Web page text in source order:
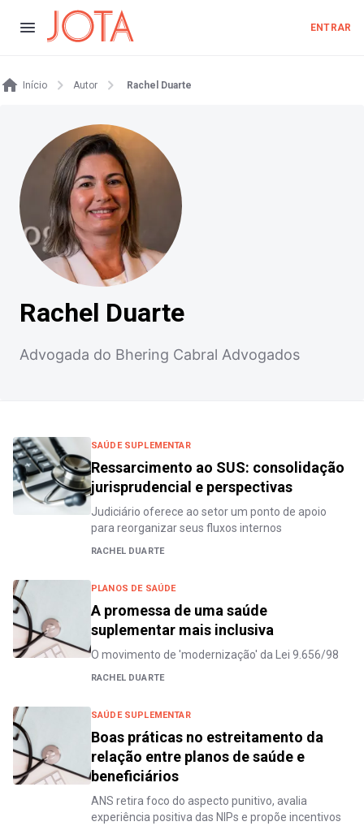
ENTRAR
Início Autor Rachel Duarte
Rachel Duarte
Advogada do Bhering Cabral Advogados
SAÚDE SUPLEMENTAR
Ressarcimento ao SUS: consolidação
jurisprudencial e perspectivas
Judiciário oferece ao setor um ponto de apoio
para reorganizar seus fluxos internos
RACHEL DUARTE
PLANOS DE SAÚDE
A promessa de uma saúde
suplementar mais inclusiva
O movimento de 'modernização' da Lei 9.656/98
RACHEL DUARTE
SAÚDE SUPLEMENTAR
Boas práticas no estreitamento da
relação entre planos de saúde e
beneficiários
ANS retira foco do aspecto punitivo, avalia
experiência positiva das NIPs e propõe incentivos